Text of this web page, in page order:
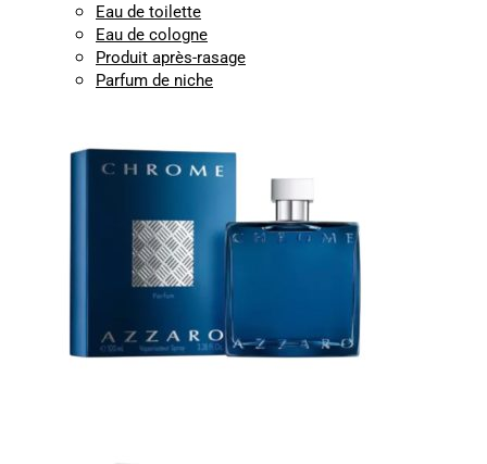
Eau de toilette
Eau de cologne
Produit après-rasage
Parfum de niche